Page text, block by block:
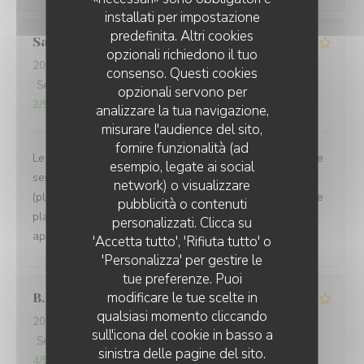
installati per impostazione
predefinita. Altri cookies
opzionali richiedono il tuo
consenso. Questi cookies
opzionali servono per
analizzare la tua navigazione,
misurare l'audience del sito,
fornire funzionalità (ad
esempio, legate ai social
network) o visualizzare
pubblicità o contenuti
personalizzati. Clicca su
'Accetta tutto', 'Rifiuta tutto' o
'Personalizza' per gestire le
tue preferenze. Puoi
modificare le tue scelte in
qualsiasi momento cliccando
sull'icona del cookie in basso a
sinistra delle pagine del sito.
Sandrine
2026-08-01
- 20:00 - Ospiti 5
Servizio
Atmosfera /5 Cucina Qualità / Prezzo
2/5
Le cadre est magnifique, dehors comme à l'intérieur et le
service est attentionné. Toutefois, la cuisine n'est pas
(plus) à la hauteur et nous avons eu des changement de
plats de la formule sans nous prévenir avant de nous
apporter les assiettes.
B
2026-08-03
- 19:45 - Ospiti 2
Servizio
/5 Atmosfera: 5/5 Cucina : 4 /5 Qualità / Prezzo
4/5